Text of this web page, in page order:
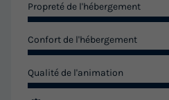
MOBILHOME 5
Propreté de l'hébergement
Confort de l'hébergement
Qualité de l'animation